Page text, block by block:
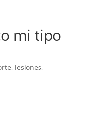
mi tipo
, lesiones,